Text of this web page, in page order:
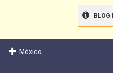
BLOG
México